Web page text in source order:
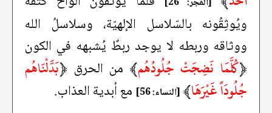
ويُوثِقُونه بالسّلاسل الإلهيّة، وسلاسلُ الله
ووثاقه وربطه لا يوجد ربطٌ يُشبهه في الكون
﴿كُلَّمَا نَضِجَتْ جُلُودُهُم﴾ من الحرق ﴿بَدَّلْنَاهُم
جُلُودَاً غَيْرَهَا﴾ [النساء: 56] مع أبدية العذاب.